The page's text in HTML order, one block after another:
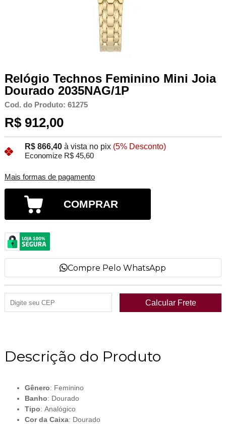
Relógio Technos Feminino Mini Joia
Dourado 2035NAG/1P
Cod. do Produto: 61275
R$ 912,00
R$ 866,40 à vista no pix (5% Desconto)
Economize R$ 45,60
Mais formas de pagamento
COMPRAR
Compre Pelo WhatsApp
Descrição do Produto
Gênero: Feminino
Banho: Dourado
Tipo: Analógico
Cor da Caixa: Dourado